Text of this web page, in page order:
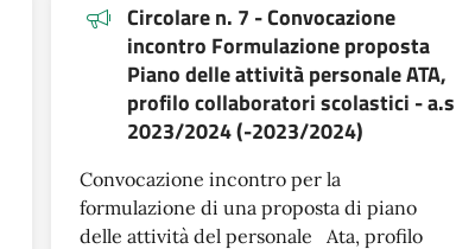
Circolare n. 7 - Convocazione
incontro Formulazione proposta
Piano delle attività personale ATA,
profilo collaboratori scolastici - a.s
2023/2024 (-2023/2024)
Convocazione incontro per la
formulazione di una proposta di piano
delle attività del personale Ata, profilo